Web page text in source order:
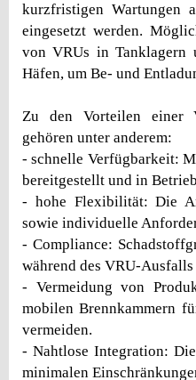
kurzfristigen Wartungen
eingesetzt werden.
von VRUs in Tanklagern
Häfen, um Be- und
Zu den Vorteilen einer
gehören unter anderem:
- schnelle Verfügbarkeit:
bereitgestellt und in
- hohe Flexibilität: Die
sowie individuelle
- Compliance:
während des VRU-
- Vermeidung von
mobilen Brennkammern
vermeiden.
- Nahtlose Integration:
minimalen